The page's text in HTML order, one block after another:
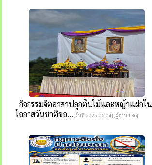
กิจกรรมจิตอาสาปลุกต้นไม้และหญ้าแฝกใน
โอกาสวันชาติขอ...[วันที่ 2025-06-04][ผู้อ่าน 136]